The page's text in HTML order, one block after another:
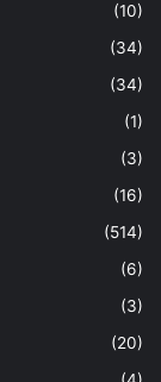
(10)
(34)
(34)
(1)
(3)
(16)
(514)
(6)
(3)
(20)